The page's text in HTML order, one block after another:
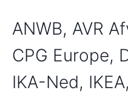
ANWB, AVR
CPG Europe,
IKA-Ned,